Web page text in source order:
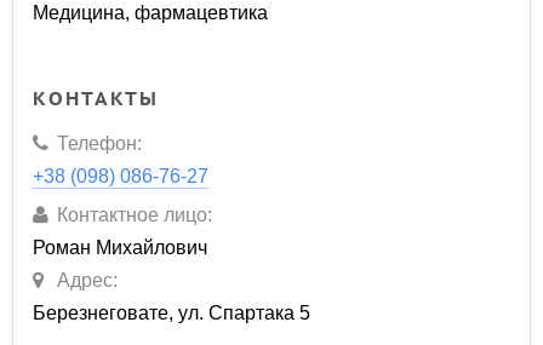
Медицина, фармацевтика
КОНТАКТЫ
Телефон:
+38 (098) 086-76-27
Контактное лицо:
Роман Михайлович
Адрес:
Березнеговате, ул. Спартака 5